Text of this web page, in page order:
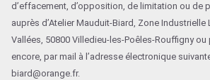
d’effacement, d’opposition, de limitation ou de
auprès d’Atelier Mauduit-Biard, Zone Industrielle
Vallées, 50800 Villedieu-les-Poêles-Rouffigny
encore, par mail à l’adresse électronique
biard@orange.fr.